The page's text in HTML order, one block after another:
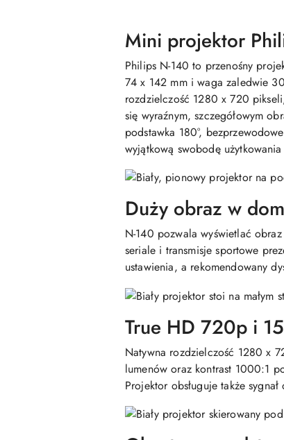
Mini projektor
Philips N-140 to przenośny
74 x 142 mm i waga zaledwie
rozdzielczość 1280 x 720
się wyraźnym, szczegółowym
podstawka 180°,
wyjątkową swobodę
Duży obraz w
N-140 pozwala wyświetlać
seriale i transmisje sportowe
ustawienia, a rekomendowany
True HD 720p i
Natywna rozdzielczość 1280 x
lumenów oraz kontrast 1000:1
Projektor obsługuje także